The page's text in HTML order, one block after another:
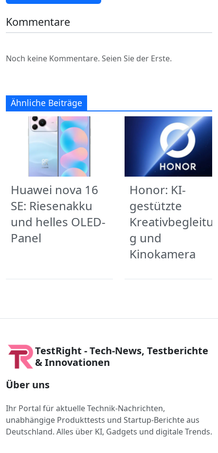
Kommentare
Noch keine Kommentare. Seien Sie der Erste.
Ähnliche Beiträge
Huawei nova 16
SE: Riesenakku
und helles OLED-
Panel
Honor: KI-
gestützte
g und
Kinokamera
TestRight - Tech-News, Testberichte
& Innovationen
Über uns
Ihr Portal für aktuelle Technik-Nachrichten,
unabhängige Produkttests und Startup-Berichte aus
Deutschland. Alles über KI, Gadgets und digitale Trends.